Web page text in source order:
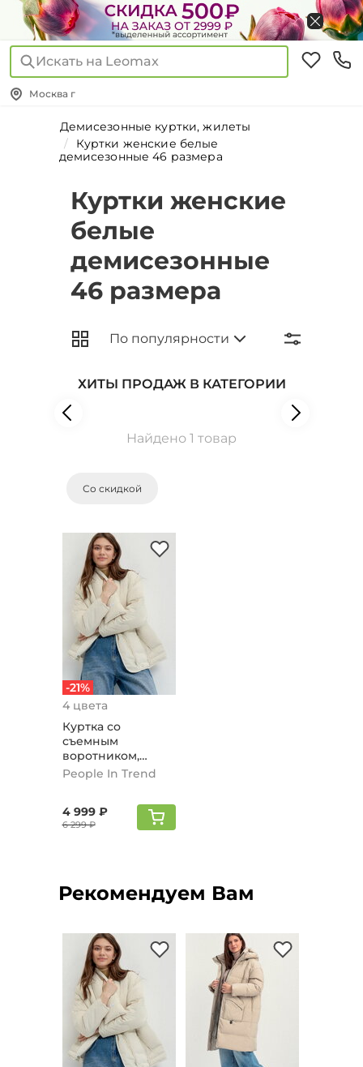
Искать на Leomax
Москва г
Демисезонные куртки, жилеты
Куртки женские белые
демисезонные 46 размера
Куртки женские
белые
демисезонные
46 размера
ХИТЫ ПРОДАЖ В КАТЕГОРИИ
Найдено 1 товар
Со скидкой
-21%
4 цвета
Куртка со
съемным
воротником,
молочный
People In Trend
4 999 ₽
6 299 ₽
Рекомендуем Вам